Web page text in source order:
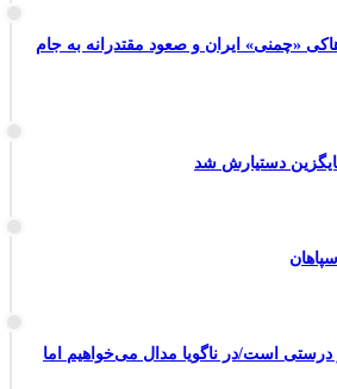
«چمنی» ایران و صعود مقتدرانه به جام
دستیارش شد
است/در ناگویا مدال می‌خواهیم اما